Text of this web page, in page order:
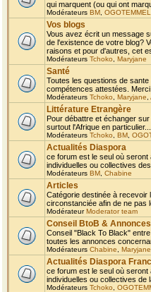
qui marquent (ou qui ont
Modérateurs BM
Vos blogs
Vous avez écrit un message
de l'existence de votre blog?
raisons et pour d'autres, cet
Modérateurs Tchoko Maryjane
Santé
Toutes les questions de
compétences attestées. Merci
Modérateurs Tchoko Maryjane
Littérature Etrangère
Pour débattre et échanger
surtout l'Afrique en particulier...
Modérateurs Tchoko BM
Actualités Diaspora
ce forum est le seul où seront
individuelles ou collectives
Modérateurs BM Chabine
Articles
Catégorie destinée à recevoir
circonstanciée afin de ne pas
ModérateurModerator team
Conseil BtoB & Annonces
Conseil "Black To Black"
toutes les annonces
Modérateurs Chabine Maryjane
Actualités Diaspora
ce forum est le seul où seront
individuelles ou collectives de
Modérateurs Tchoko